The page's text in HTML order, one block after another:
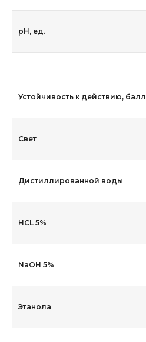
рН, ед.
Устойчивость к действию, балл
Свет
Дистиллированной воды
HCL 5%
NaOH 5%
Этанола